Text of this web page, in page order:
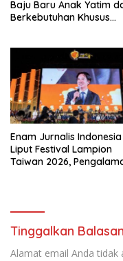
Baju Baru Anak Yatim
Berkebutuhan Khusus
Enam Jurnalis Indonesia
Liput Festival Lampion
Taiwan 2026,
Tinggalkan Balasan
Alamat email Anda tidak